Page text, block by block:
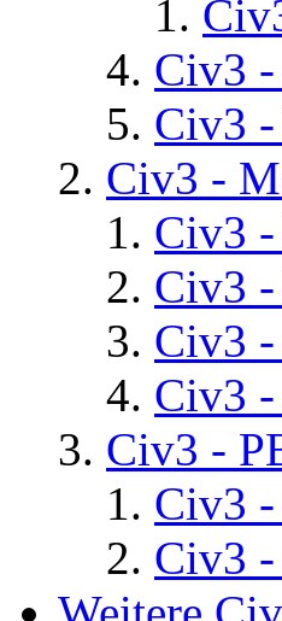
Civ3
Civ3
Civ3 -
Civ3
Civ3 -
Civ3
Civ3
Civ3 -
Civ3 -
Civ3 -